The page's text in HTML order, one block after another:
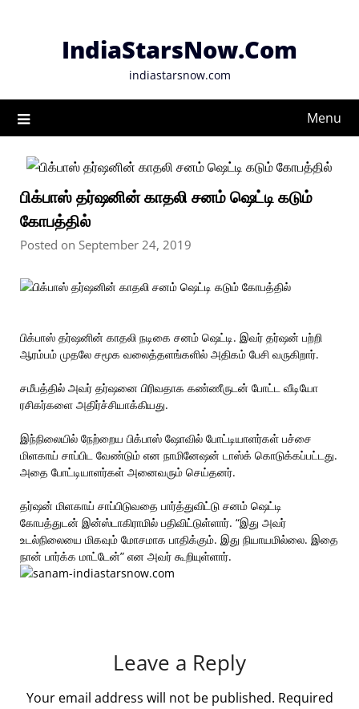
IndiaStarsNow.Com
indiastarsnow.com
Menu
பிக்பாஸ் தர்ஷனின் காதலி சனம் ஷெட்டி கடும்
கோபத்தில்
Posted on September 24, 2019
பிக்பாஸ் தர்ஷனின் காதலி நடிகை சனம் ஷெட்டி. இவர் தர்ஷன் பற்றி
ஆரம்பம் முதலே சமூக வலைத்தளங்களில் அதிகம் பேசி வருகிறார்.
சமீபத்தில் அவர் தர்ஷனை பிரிவதாக கண்ணீருடன் போட்ட வீடியோ
ரசிகர்களை அதிர்ச்சியாக்கியது.
இந்நிலையில் நேற்றைய பிக்பாஸ் ஷோவில் போட்டியாளர்கள் பச்சை
மிளகாய் சாப்பிட வேண்டும் என நாமினேஷன் டாஸ்க் கொடுக்கப்பட்டது.
அதை போட்டியாளர்கள் அனைவரும் செய்தனர்.
தர்ஷன் மிளகாய் சாப்பிடுவதை பார்த்துவிட்டு சனம் ஷெட்டி
கோபத்துடன் இன்ஸ்டாகிராமில் பதிவிட்டுள்ளார். “இது அவர்
உடல்நிலையை மிகவும் மோசமாக பாதிக்கும். இது நியாயமில்லை. இதை
நான் பார்க்க மாட்டேன்” என அவர் கூறியுள்ளார்.
Leave a Reply
Your email address will not be published. Required